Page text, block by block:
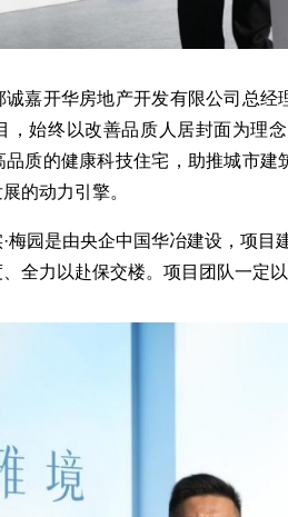
嘉开华房地产开发有限公司总
，始终以改善品质人居封面为理
质的健康科技住宅，助推城市
的动力引擎。
梅园是由央企中国华冶建设，项
全力以赴保交楼。项目团队一定